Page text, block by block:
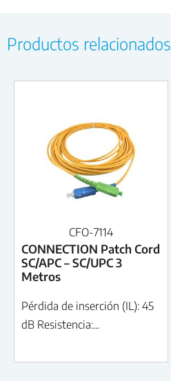
Productos relacionados
CFO-7114
CONNECTION Patch Cord
SC/APC – SC/UPC 3
Metros
Pérdida de inserción (IL): 45
dB Resistencia:...